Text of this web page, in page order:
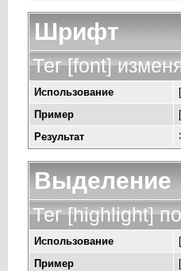
Шрифт
Тег [font]
Использование
Пример
Результат
Выделение
Тег [highlight]
Использование
Пример